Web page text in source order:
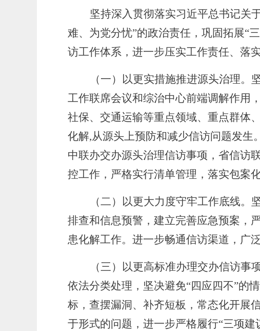
坚持深入贯彻落实习近平总书记关
难、为党分忧”的政治责任，巩固拓展“
访工作体系，进一步压实工作责任、落
（一）以更实措施推进源头治理。
工作联席会议和综治中心前端调解作用
社保、交通运输等重点领域、重点群体
化解,从源头上预防和减少信访问题发生
中联办交办源头治理信访事项，省信访
控工作，严格实行清单管理，落实包案
（二）以更大力度守牢工作底线
排查和信息预警，建立完善应急预案，
患化解工作。进一步畅通信访渠道，广
（三）以更高标准办理交办信访事
依法分类处理，坚决避免“四应四不”的
标，查摆漏洞、补齐短板，常态化开展
于形式的问题，进一步严格履行“三项